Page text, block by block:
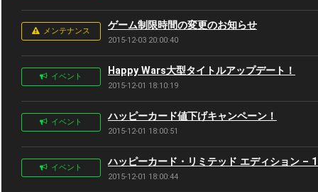
メンテナンス ゲーム制限時間の変更のお知らせ
2015-12-03 20:00:40
イベント Happy Wars大型タイトルアップデート！
2015-12-01 18:10:19
イベント ハッピーカード値下げキャンペーン！
2015-12-01 18:00:51
イベント ハッピーカード・リミテッド エディション –
2015-12-01 18:00:44